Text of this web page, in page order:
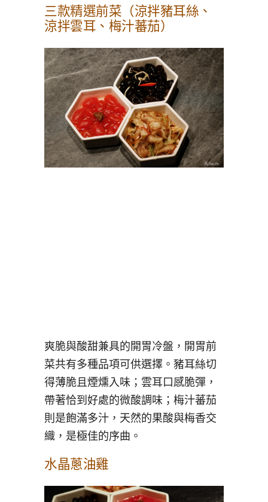
三款精選前菜（涼拌豬耳絲、
涼拌雲耳、梅汁蕃茄）
爽脆與酸甜兼具的開胃冷盤，開胃前
菜共有多種品項可供選擇。豬耳絲切
得薄脆且煙燻入味；雲耳口感脆彈，
帶著恰到好處的微酸調味；梅汁蕃茄
則是飽滿多汁，天然的果酸與梅香交
織，是極佳的序曲。
水晶蔥油雞